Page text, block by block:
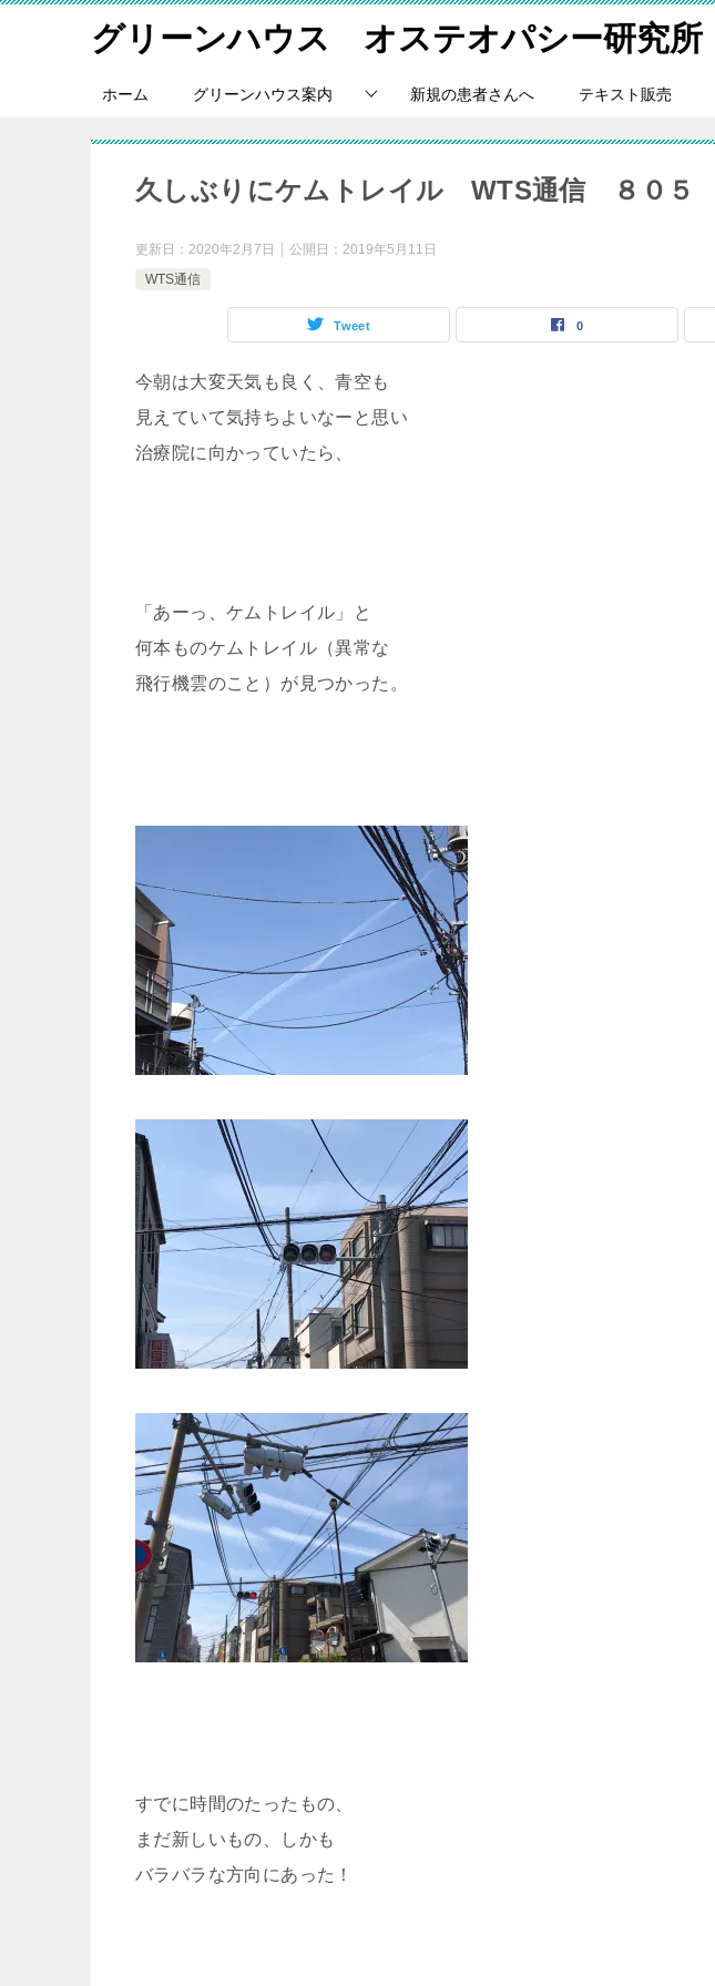
グリーンハウス オステオパシー研究所
ホーム グリーンハウス案内 新規の患者さんへ テキスト販売
久しぶりにケムトレイル WTS通信 ８０５
更新日： 2020年2月7日 公開日： 2019年5月11日
WTS通信
Tweet 0
今朝は大変天気も良く、青空も
見えていて気持ちよいなーと思い
治療院に向かっていたら、
「あーっ、ケムトレイル」と
何本ものケムトレイル（異常な
飛行機雲のこと）が見つかった。
すでに時間のたったもの、
まだ新しいもの、しかも
バラバラな方向にあった！